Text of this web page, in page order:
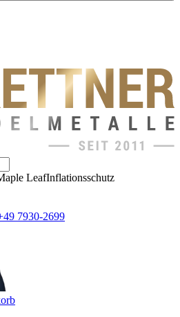
LeafInflationsschutz
7930-2699